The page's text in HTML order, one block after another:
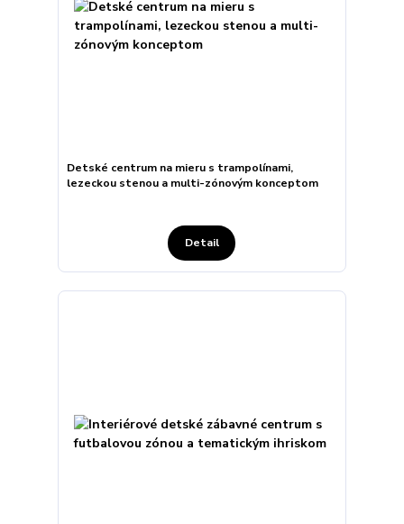
Detské centrum na mieru s trampolínami,
lezeckou stenou a multi-zónovým konceptom
Detail